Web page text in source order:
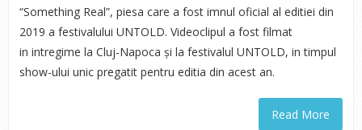
“Something Real”, piesa care a fost imnul oficial al editiei din
2019 a festivalului UNTOLD. Videoclipul a fost filmat
in intregime la Cluj-Napoca și la festivalul UNTOLD, in timpul
show-ului unic pregatit pentru editia din acest an.
Read More